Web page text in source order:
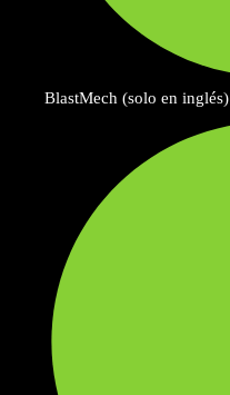
BlastMech (solo en inglés)